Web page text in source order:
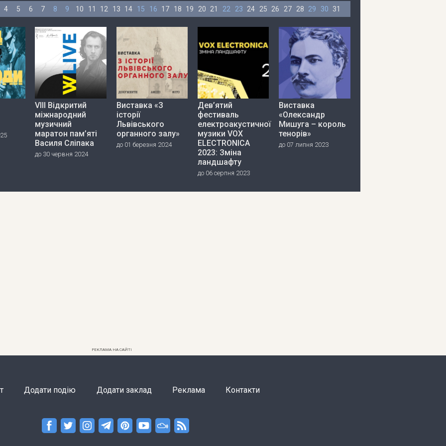
4 5 6 7 8 9 10 11 12 13 14 15 16 17 18 19 20 21 22 23 24 25 26 27 28 29 30 31
VIII Відкритий
міжнародний
музичний
маратон пам’яті
Василя Сліпака
до 30 червня 2024
Виставка «З
історії
Львівського
органного залу»
до 01 березня 2024
Дев’ятий
фестиваль
електроакустичної
музики VOX
ELECTRONICA
2023: Зміна
ландшафту
до 06 серпня 2023
Виставка
«Олександр
Мишуга – король
тенорів»
до 07 липня 2023
РЕКЛАМА НА САЙТІ
Додати подію Додати заклад Реклама Контакти